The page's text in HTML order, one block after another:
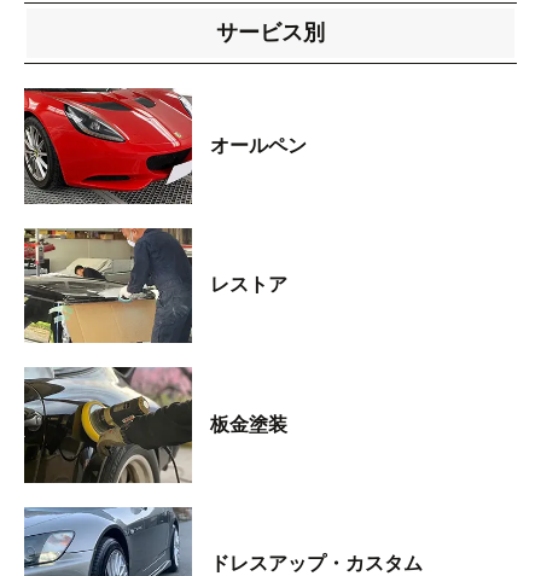
サービス別
オールペン
レストア
板金塗装
ドレスアップ・カスタム